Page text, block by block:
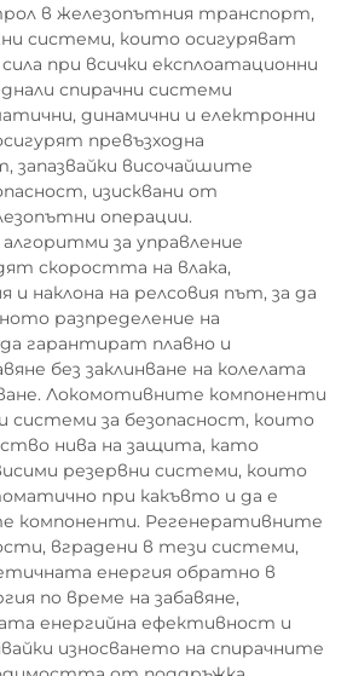
в железопътния транспорт,
системи, които осигуряват
при всички експлоатационни
спирачни системи
динамични и електронни
превъзходна
запазвайки височайшите
изисквани от
операции.
за управление
скоростта на влака,
и наклона на релсовия път, за да
разпределение на
гарантират плавно и
без заклинване на колелата
Локомотивните компоненти
системи за безопасност, които
нива на защита, като
резервни системи, които
при какъвто и да е
компоненти. Регенеративните
вградени в тези системи,
енергия обратно в
по време на забавяне,
енергийна ефективност и
износването на спирачните